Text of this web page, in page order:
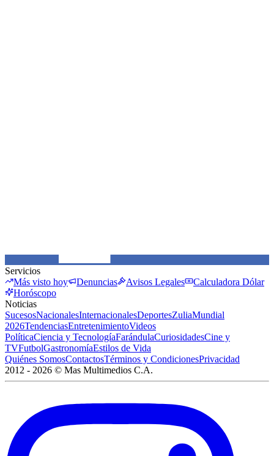
Servicios
Más visto hoy
Denuncias Avisos Legales
Calculadora Dólar
Horóscopo
Noticias
SucesosNacionalesInternacionalesDeportesZuliaMundial
2026TendenciasEntretenimientoVideos
PolíticaCiencia y TecnologíaFarándulaCuriosidadesCine y
TVFutbolGastronomíaEstilos de Vida
Quiénes SomosContactosTérminos y CondicionesPrivacidad
2012 - 2026 © Mas Multimedios C.A.